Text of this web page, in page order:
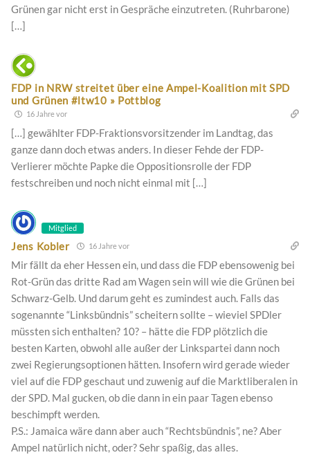
Grünen gar nicht erst in Gespräche einzutreten. (Ruhrbarone)
[…]
FDP in NRW streitet über eine Ampel-Koalition mit SPD
und Grünen #ltw10 » Pottblog
16 Jahre vor
[…] gewählter FDP-Fraktionsvorsitzender im Landtag, das
ganze dann doch etwas anders. In dieser Fehde der FDP-
Verlierer möchte Papke die Oppositionsrolle der FDP
festschreiben und noch nicht einmal mit […]
Mitglied
Jens Kobler 16 Jahre vor
Mir fällt da eher Hessen ein, und dass die FDP ebensowenig bei
Rot-Grün das dritte Rad am Wagen sein will wie die Grünen bei
Schwarz-Gelb. Und darum geht es zumindest auch. Falls das
sogenannte “Linksbündnis” scheitern sollte – wieviel SPDler
müssten sich enthalten? 10? – hätte die FDP plötzlich die
besten Karten, obwohl alle außer der Linkspartei dann noch
zwei Regierungsoptionen hätten. Insofern wird gerade wieder
viel auf die FDP geschaut und zuwenig auf die Marktliberalen in
der SPD. Mal gucken, ob die dann in ein paar Tagen ebenso
beschimpft werden.
P.S.: Jamaica wäre dann aber auch “Rechtsbündnis”, ne? Aber
Ampel natürlich nicht, oder? Sehr spaßig, das alles.